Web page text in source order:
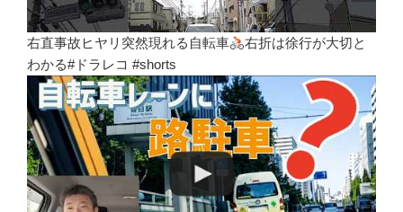
右直事故ヒヤリ突然現れる自転車
右折は徐行が大切と
わかる#ドラレコ #shorts